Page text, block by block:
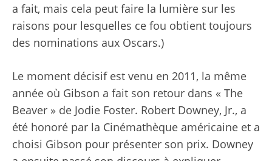
a fait, mais cela peut faire la lumière sur les
raisons pour lesquelles ce fou obtient toujours
des nominations aux Oscars.)
Le moment décisif est venu en 2011, la même
année où Gibson a fait son retour dans « The
Beaver » de Jodie Foster. Robert Downey, Jr., a
été honoré par la Cinémathèque américaine et a
choisi Gibson pour présenter son prix. Downey